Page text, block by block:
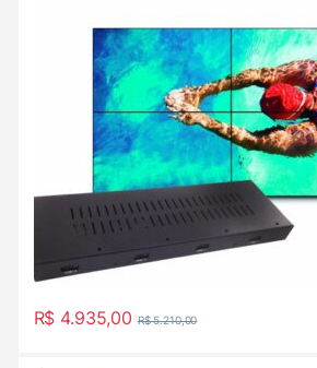
R$ 4.935,00 R$5.210,00